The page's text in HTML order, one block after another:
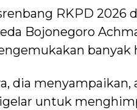
RKPD 2026
Bojonegoro
banyak
dia
untuk